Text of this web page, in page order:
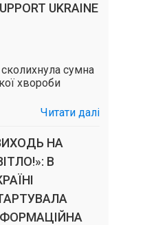
UKRAINE
сумна
хвороби
Читати далі
НА
В